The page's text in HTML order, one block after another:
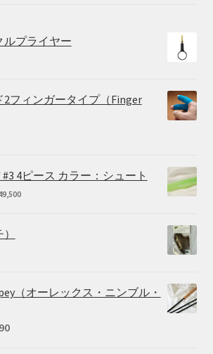
ルプライヤー
フィンガータイプ（Finger
#3 4ピース カラー：シュート
（オーレックス・ニンブル・
価